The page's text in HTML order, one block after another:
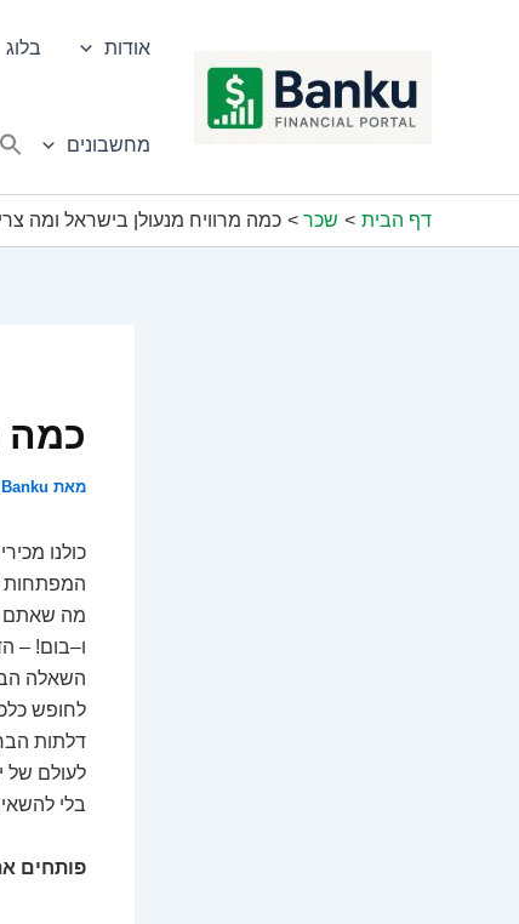
אודות בלוג
מחשבונים
דף הבית שכר כמה מרוויח מנעולן בישראל ומה
כמה
מאת Banku
כולנו
המפתחות
מה שאתם
ו–בום! –
השאלה
לחופש
דלתות
לעולם של
בלי
פותחים